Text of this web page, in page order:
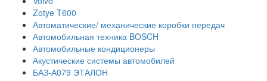
Zotye T600
Автоматические/ механические коробки передач
Автомобильная техника BOSCH
Автомобильные кондиционеры
Акустические системы автомобилей
БАЗ-А079 ЭТАЛОН